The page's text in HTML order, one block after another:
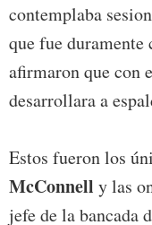
contemplaba
que fue
afirmaron que con
desarrollara a
Estos fueron los
McConnell y las
jefe de la bancada